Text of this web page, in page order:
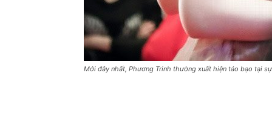
Mới đây nhất, Phương Trinh thường xuất hiện táo bạo tại